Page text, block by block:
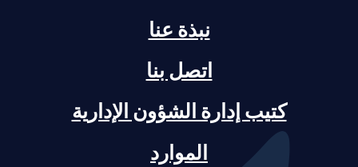
نبذة عنا
اتصل بنا
كتيب إدارة الشؤون الإدارية
الموارد